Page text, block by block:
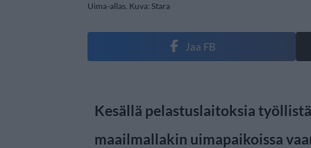
Uima-allas. Kuva: Stara
Jaa FB
Kesällä pelastuslaitoksia
maailmallakin uimapaikoissa